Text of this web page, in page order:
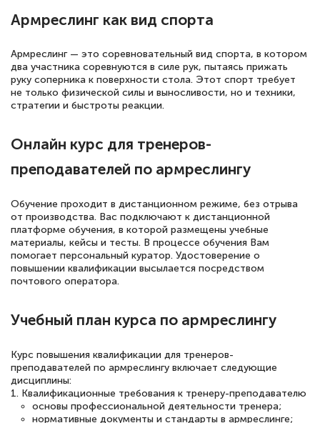
подготовиться к тестированию. Это
статьи. Времени на подготовку
достаточно. Курс помогает пройти
аттестацию в школе. Спасибо!
Евгения Коротких
12 марта 2026
Спасибо большое Академии! Грамотное,
вежливое сопровождение! Всё чётко и
понятно! Проходила повышение
Елена Петрикс
Знаток города 5 уровня
11 марта 2026
Армреслинг как вид спорта
Армреслинг — это соревновательный вид спорта, в котором
два участника соревнуются в силе рук, пытаясь прижать
руку соперника к поверхности стола. Этот спорт требует
не только физической силы и выносливости, но и техники,
стратегии и быстроты реакции.
Онлайн курс для тренеров-
преподавателей по армреслингу
Обучение проходит в дистанционном режиме, без отрыва
от производства. Вас подключают к дистанционной
платформе обучения, в которой размещены учебные
материалы, кейсы и тесты. В процессе обучения Вам
помогает персональный куратор. Удостоверение о
повышении квалификации высылается посредством
почтового оператора.
Учебный план курса по армреслингу
Курс повышения квалификации для тренеров-
преподавателей по армреслингу включает следующие
дисциплины:
1. Квалификационные требования к тренеру-преподавателю
основы профессиональной деятельности тренера;
нормативные документы и стандарты в армреслинге;